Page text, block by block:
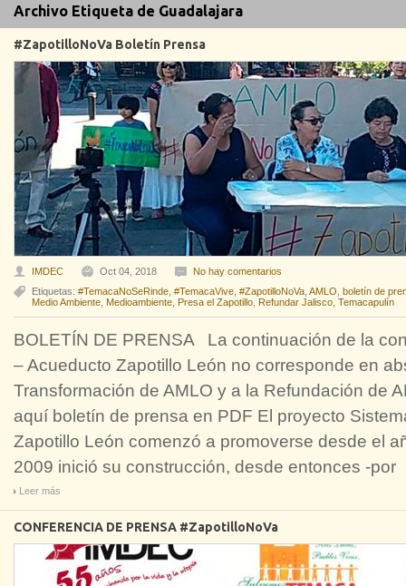
Archivo Etiqueta de Guadalajara
#ZapotilloNoVa Boletín Prensa
IMDEC Oct 04, 2018
No hay comentarios
Etiquetas: #TemacaNoSeRinde #TemacaVive #ZapotilloNoVa AMLO boletín de
Medio Ambiente Medioambiente Presa el Zapotillo Refundar Jalisco Temacapulín
BOLETÍN DE PRENSA La continuación de la
– Acueducto Zapotillo León no corresponde en
Transformación de AMLO y a la Refundación
aquí boletín de prensa en PDF El proyecto
Zapotillo León comenzó a promoverse desde el
2009 inició su construcción, desde entonces -por
Leer más
CONFERENCIA DE PRENSA #ZapotilloNoVa